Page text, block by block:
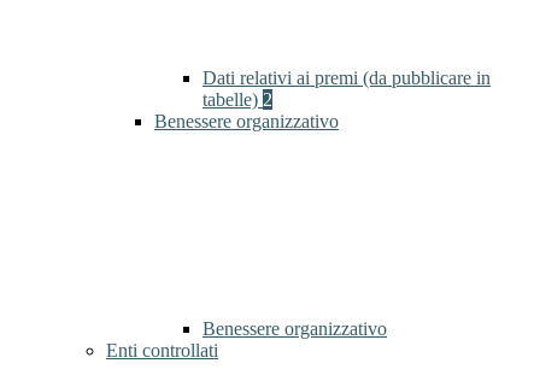
Dati relativi ai premi (da pubblicare in
tabelle) 2
Benessere organizzativo
Benessere organizzativo
Enti controllati